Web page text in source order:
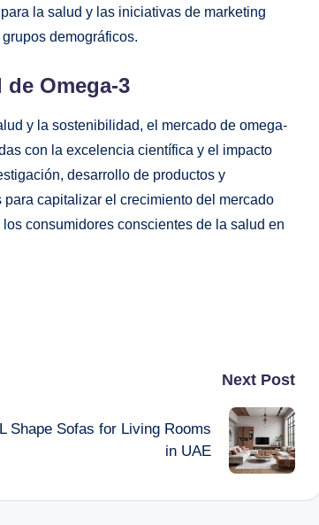
la salud y las iniciativas de marketing
demográficos.
Omega-3
y la sostenibilidad, el mercado de omega-
con la excelencia científica y el impacto
desarrollo de productos y
capitalizar el crecimiento del mercado
consumidores conscientes de la salud en
Next Post
Shape Sofas for Living Rooms
in UAE